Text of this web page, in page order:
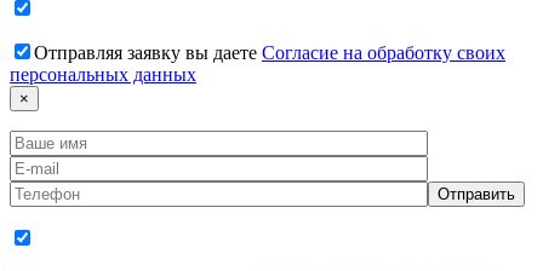
Отправляя заявку вы даете Согласие на обработку своих
персональных данных
×